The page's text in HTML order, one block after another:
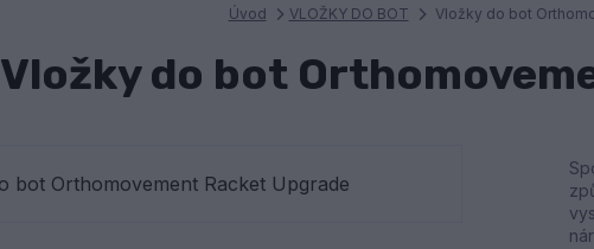
Úvod VLOŽKY DO BOT Vložky do bot
Vložky do bot